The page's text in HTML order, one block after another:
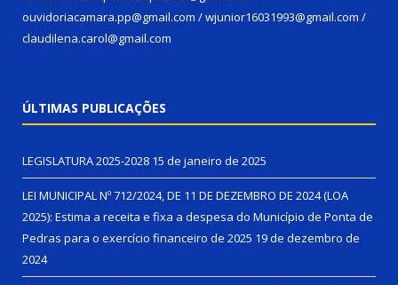
ouvidoriacamara.pp@gmail.com / wjunior16031993@gmail.com /
claudilena.carol@gmail.com
ÚLTIMAS PUBLICAÇÕES
LEGISLATURA 2025-2028 15 de janeiro de 2025
LEI MUNICIPAL Nº 712/2024, DE 11 DE DEZEMBRO DE 2024 (LOA
2025): Estima a receita e fixa a despesa do Município de Ponta de
Pedras para o exercício financeiro de 2025 19 de dezembro de
2024